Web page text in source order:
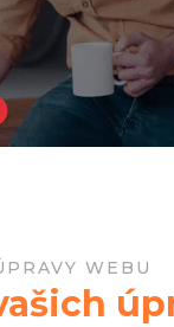
WEBU